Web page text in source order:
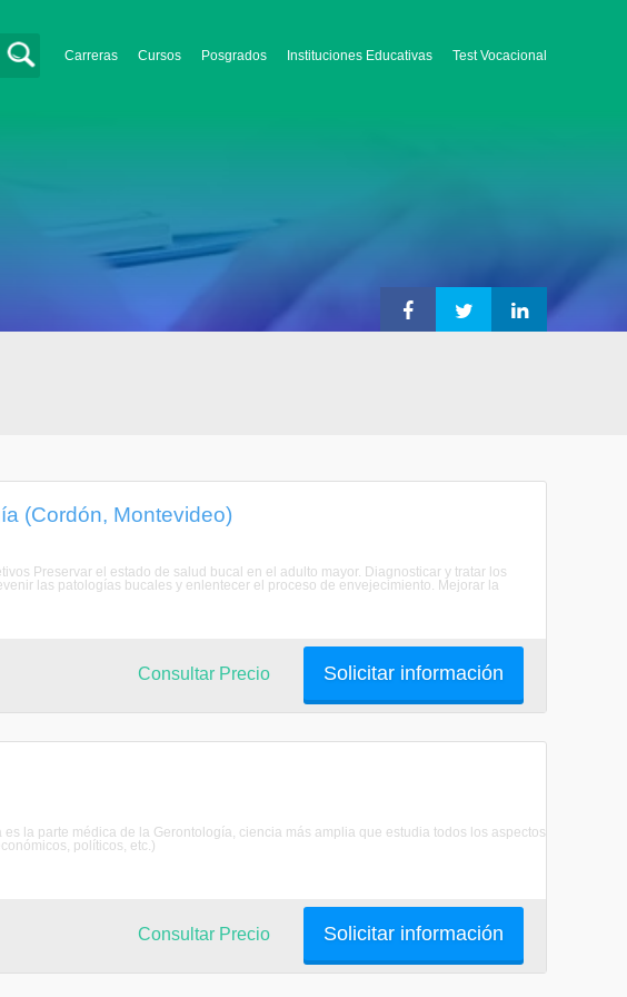
Carreras Cursos Posgrados Instituciones Educativas Test Vocacional
(Cordón, Montevideo)
Preservar el estado de salud bucal en el adulto mayor. Diagnosticar y tratar los
las patologías bucales y enlentecer el proceso de envejecimiento. Mejorar la
Solicitar información
Consultar Precio
la parte médica de la Gerontología, ciencia más amplia que estudia todos los aspectos
políticos, etc.)
Solicitar información
Consultar Precio